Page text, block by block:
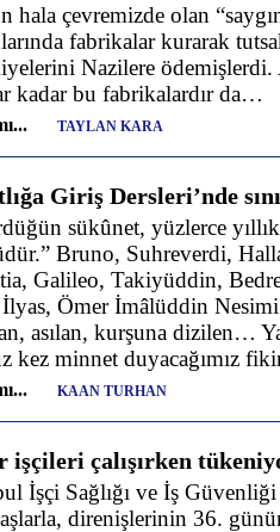
hala çevremizde olan
fabrikalar kurarak
Nazilere ödemişlerdi.
kadar bu fabrikalardır da…
TAYLAN KARA
Giriş Dersleri’nde
sükûnet, yüzlerce
Bruno, Suhreverdi,
Galileo, Takiyüddin,
Ömer İmâlüddin
asılan, kurşuna dizilen…
kez minnet duyacağımız
KAAN TURHAN
işçileri çalışırken
İşçi Sağlığı ve İş
direnişlerinin 36.